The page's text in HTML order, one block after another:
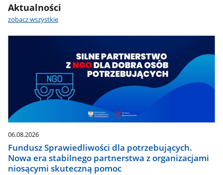
Aktualności
zobacz wszystkie
06.08.2026
Fundusz Sprawiedliwości dla potrzebujących.
Nowa era stabilnego partnerstwa z organizacjami
niosącymi skuteczną pomoc